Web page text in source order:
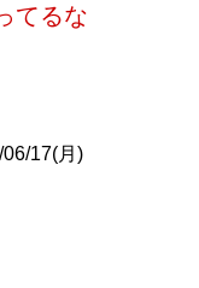
てるな
06/17(月)